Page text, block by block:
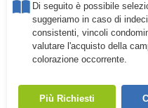
Di seguito è possibile
suggeriamo in caso di
consistenti, vincoli
valutare l'acquisto della
colorazione occorrente.
Più Richiesti